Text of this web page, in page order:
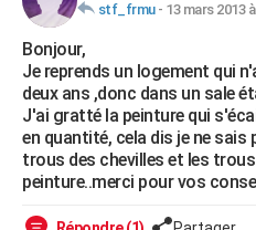
Mobiles
Meilleur smartphone
Internet
Ordinateurs
Jeux vidéo
Guide high-tech
BRICOLAGE
Forum
Aménagement intérieur
Extérieur
Cuisine
Salle de bains
Jardinage
Rangement
WEEK-END
Guides de France
Escapades
Patrimoine
Expositions
Musées
Week-end nature
+LIFESTYLE
Art de vivre
Bien-être
Loisirs
Mode
Modes de vie
SANTE
VOYAGE
stf_frmu- 13 mars 2013
Bonjour,
Je reprends un logement qui
deux ans ,donc dans un sale
J'ai gratté la peinture qui
en quantité, cela dis je ne sais
trous des chevilles et les
peinture..merci pour vos